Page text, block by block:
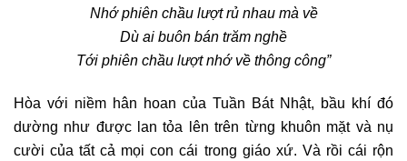
Nhớ phiên chầu lượt rủ nhau mà về
Dù ai buôn bán trăm nghề
Tới phiên chầu lượt nhớ về thông công”
Hòa với niềm hân hoan của Tuần Bát Nhật, bầu khí đó
dường như được lan tỏa lên trên từng khuôn mặt và nụ
cười của tất cả mọi con cái trong giáo xứ. Và rồi cái rộn